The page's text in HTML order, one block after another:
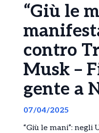
“Giù le
contro
Musk –
gente a
07/04/2025
“Giù le mani”: negli